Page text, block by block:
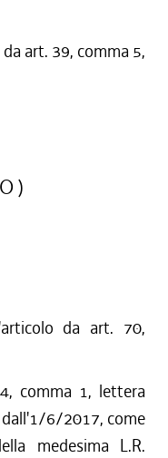
art. 39, comma 5,
)
da art. 70,
comma 1, lettera
6/2017, come
medesima L.R.